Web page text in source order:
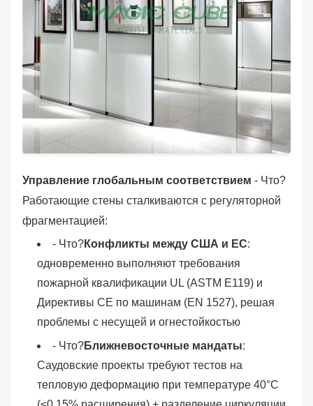
Управление глобальным соответствием - Что?
Работающие стены сталкиваются с регуляторной
фрагментацией:
- Что?Конфликты между США и ЕС:
одновременно выполняют требования
пожарной квалификации UL (ASTM E119) и
Директивы CE по машинам (EN 1527), решая
проблемы с несущей и огнестойкостью
- Что?Ближневосточные мандаты:
Саудовские проекты требуют тестов на
тепловую деформацию при температуре 40°C